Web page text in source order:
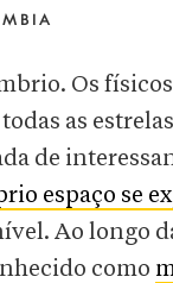
Os físicos
as
de
espaço se
Ao longo
como